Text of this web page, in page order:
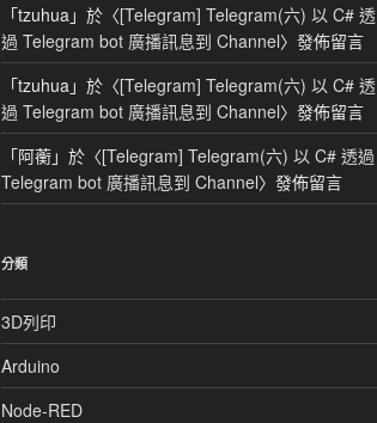
「tzuhua 」於〈[Telegram] Telegram(六) 以 C# 透
過 Telegram bot 廣播訊息到 Channel〉發佈留言
「tzuhua 」於〈[Telegram] Telegram(六) 以 C# 透
過 Telegram bot 廣播訊息到 Channel〉發佈留言
「阿蘅」於〈[Telegram] Telegram(六) 以 C# 透過
Telegram bot 廣播訊息到 Channel〉發佈留言
分類
3D列印
Arduino
Node-RED